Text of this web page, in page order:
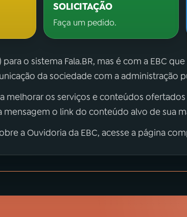
SOLICITAÇÃO
Faça um pedido.
o sistema Fala.BR, mas é com a EBC
da sociedade com a administração
melhorar os serviços e conteúdos
mensagem o link do conteúdo alvo de sua
a Ouvidoria da EBC, acesse a página